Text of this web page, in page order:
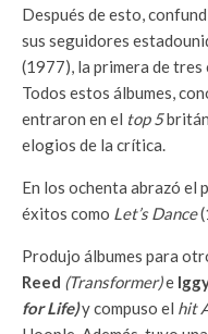
Después de esto,
sus seguidores
(1977), la primera de tres
Todos estos álbumes,
entraron en el top 5
elogios de la crítica.
En los ochenta abrazó el
éxitos como Let’s Dance
Produjo álbumes para
Reed (Transformer)e
for Life)y compuso el hit